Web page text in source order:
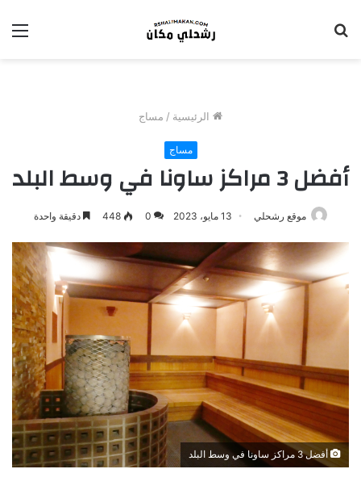
الرئيسية / مساج
مساج
أفضل 3 مراكز ساونا في وسط البلد
موقع رشحلي 13 مايو، 2023 0
448 دقيقة واحدة
أفضل 3 مراكز ساونا في وسط البلد